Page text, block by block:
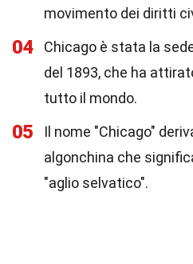
movimento dei diritti
04
Chicago è stata la
del 1893, che ha
tutto il mondo.
05
Il nome "Chicago"
algonchina che
"aglio selvatico".